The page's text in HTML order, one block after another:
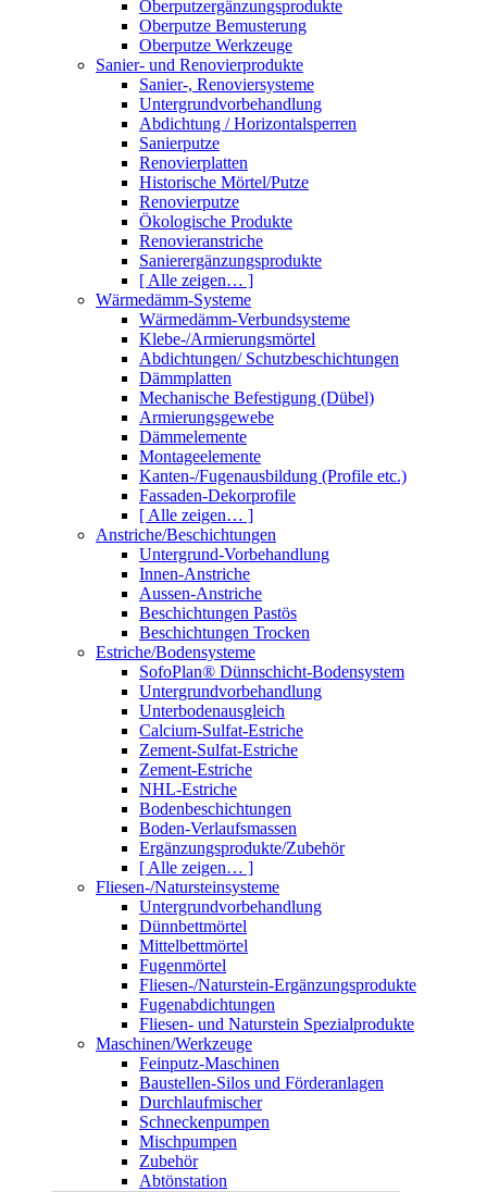
Oberputzergänzungsprodukte
Oberputze Bemusterung
Oberputze Werkzeuge
Sanier- und Renovierprodukte
Sanier-, Renoviersysteme
Untergrundvorbehandlung
Abdichtung / Horizontalsperren
Sanierputze
Renovierplatten
Historische Mörtel/Putze
Renovierputze
Ökologische Produkte
Renovieranstriche
Sanierergänzungsprodukte
[ Alle zeigen… ]
Wärmedämm-Systeme
Wärmedämm-Verbundsysteme
Klebe-/Armierungsmörtel
Abdichtungen/ Schutzbeschichtungen
Dämmplatten
Mechanische Befestigung (Dübel)
Armierungsgewebe
Dämmelemente
Montageelemente
Kanten-/Fugenausbildung (Profile etc.)
Fassaden-Dekorprofile
[ Alle zeigen… ]
Anstriche/Beschichtungen
Untergrund-Vorbehandlung
Innen-Anstriche
Aussen-Anstriche
Beschichtungen Pastös
Beschichtungen Trocken
Estriche/Bodensysteme
SofoPlan® Dünnschicht-Bodensystem
Untergrundvorbehandlung
Unterbodenausgleich
Calcium-Sulfat-Estriche
Zement-Sulfat-Estriche
Zement-Estriche
NHL-Estriche
Bodenbeschichtungen
Boden-Verlaufsmassen
Ergänzungsprodukte/Zubehör
[ Alle zeigen… ]
Fliesen-/Natursteinsysteme
Untergrundvorbehandlung
Dünnbettmörtel
Mittelbettmörtel
Fugenmörtel
Fliesen-/Naturstein-Ergänzungsprodukte
Fugenabdichtungen
Fliesen- und Naturstein Spezialprodukte
Maschinen/Werkzeuge
Feinputz-Maschinen
Baustellen-Silos und Förderanlagen
Durchlaufmischer
Schneckenpumpen
Mischpumpen
Zubehör
Abtönstation